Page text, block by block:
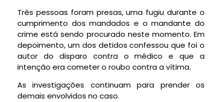
Três pessoas foram presas, uma fugiu durante o
cumprimento dos mandados e o mandante do
crime está sendo procurado neste momento. Em
depoimento, um dos detidos confessou que foi o
autor do disparo contra o médico e que a
intenção era cometer o roubo contra a vítima.
As investigações continuam para prender os
demais envolvidos no caso.